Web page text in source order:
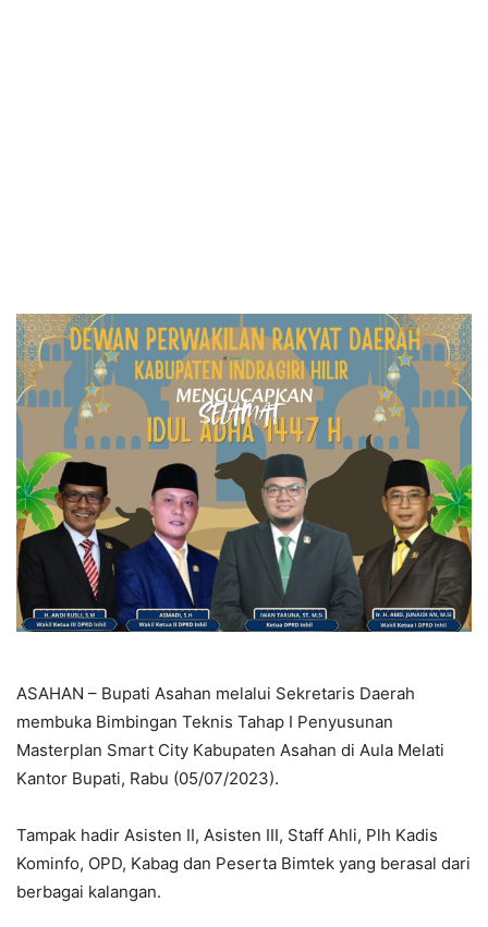
ASAHAN – Bupati Asahan melalui Sekretaris Daerah
membuka Bimbingan Teknis Tahap I Penyusunan
Masterplan Smart City Kabupaten Asahan di Aula Melati
Kantor Bupati, Rabu (05/07/2023).
Tampak hadir Asisten II, Asisten III, Staff Ahli, Plh Kadis
Kominfo, OPD, Kabag dan Peserta Bimtek yang berasal dari
berbagai kalangan.